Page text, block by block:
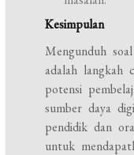
Kesimpulan
Mengunduh
adalah langkah
potensi
sumber daya
pendidik dan
untuk